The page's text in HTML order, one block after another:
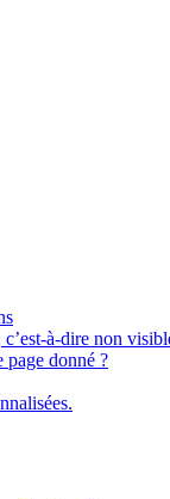
à-dire non
page donné ?